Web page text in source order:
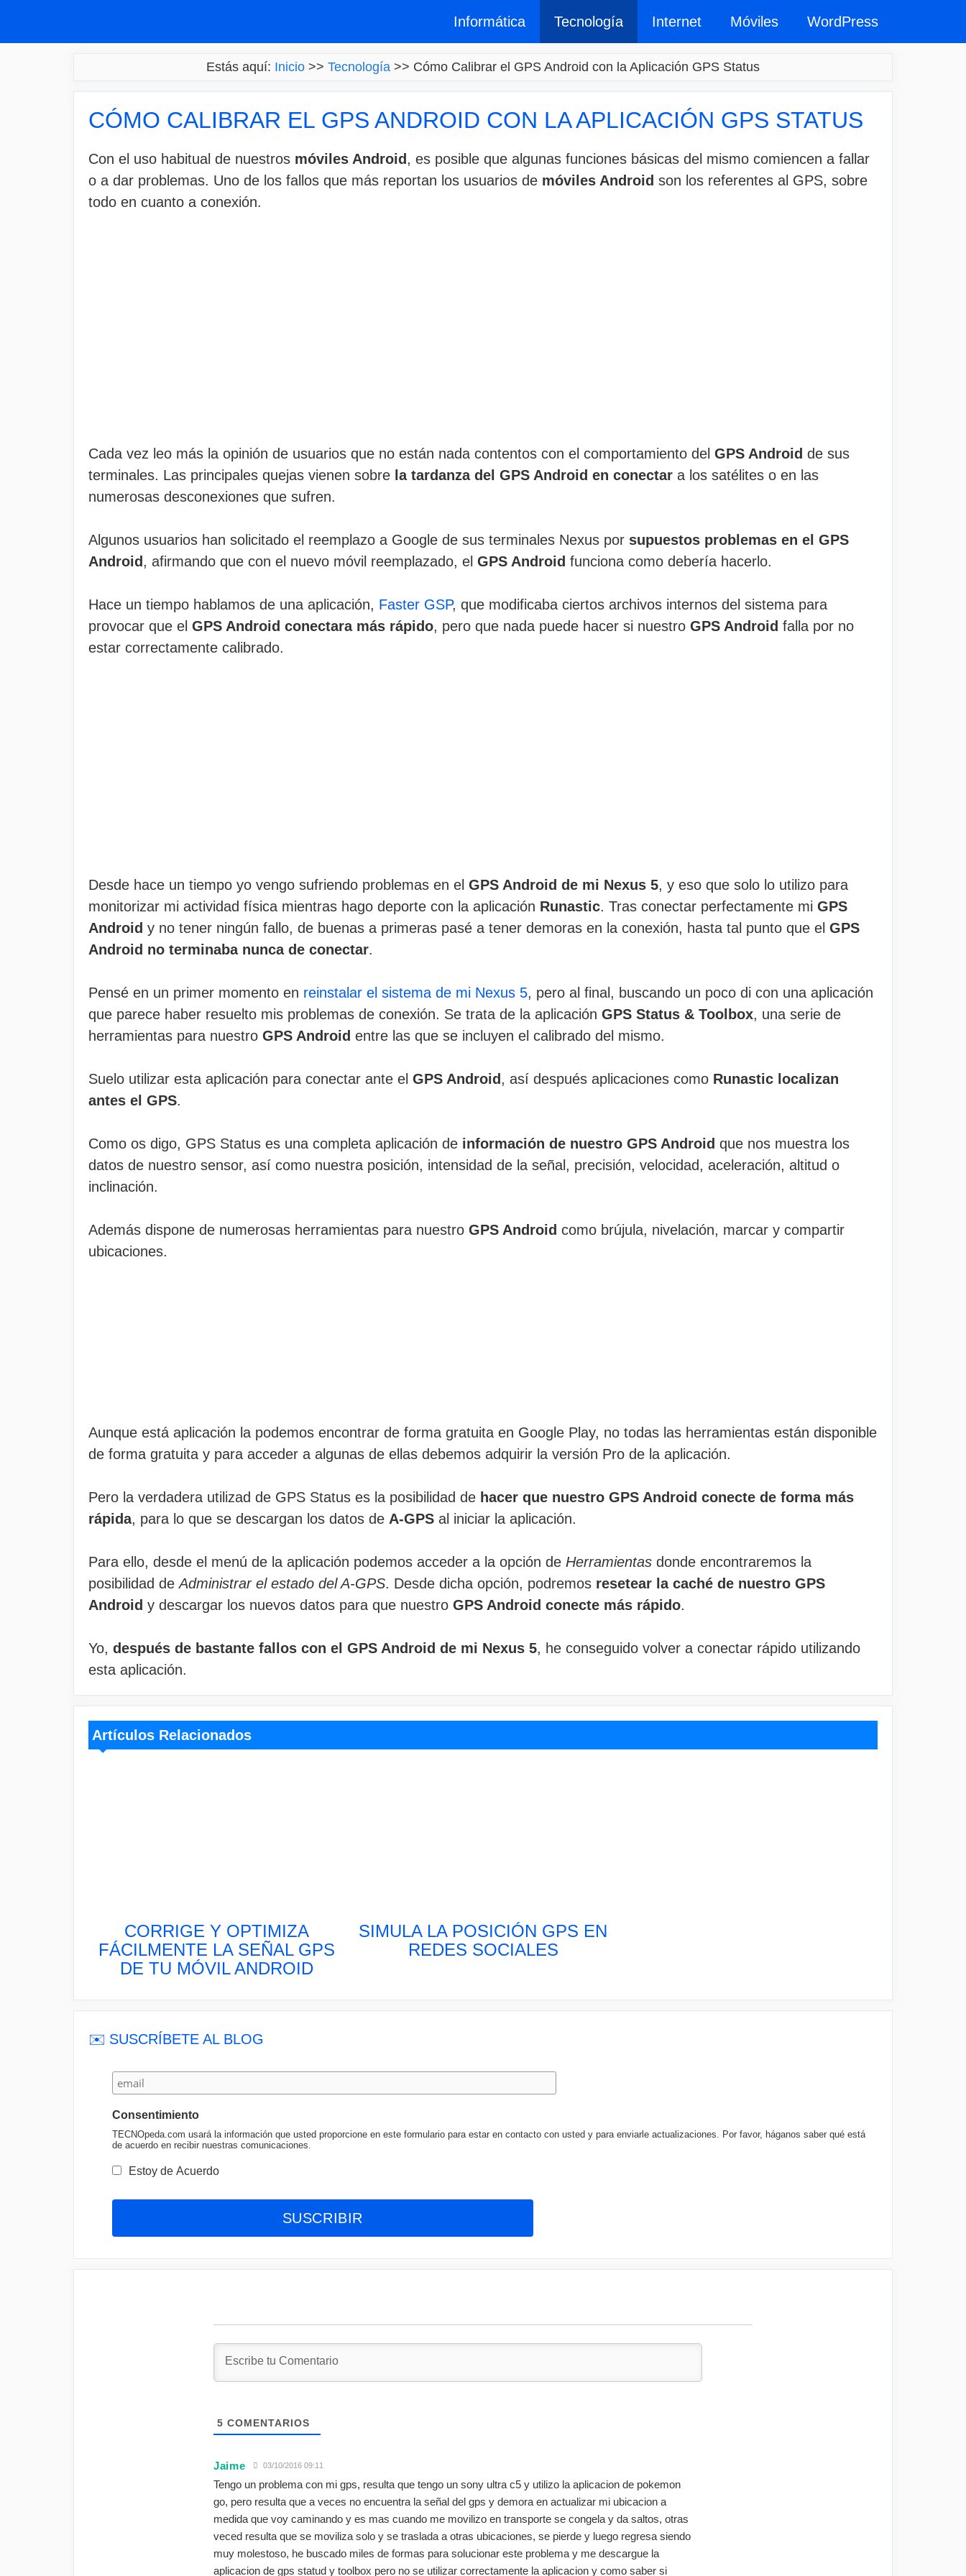
Informática Tecnología Internet Móviles WordPress
Estás aquí: Inicio >> Tecnología >> Cómo Calibrar el GPS Android con la Aplicación GPS Status
CÓMO CALIBRAR EL GPS ANDROID CON LA APLICACIÓN GPS STATUS
Con el uso habitual de nuestros móviles Android , es posible que algunas funciones básicas del mismo comiencen a fallar
o a dar problemas. Uno de los fallos que más reportan los usuarios de móviles Android son los referentes al GPS, sobre
todo en cuanto a conexión.
Cada vez leo más la opinión de usuarios que no están nada contentos con el comportamiento del GPS Android de sus
terminales. Las principales quejas vienen sobre la tardanza del GPS Android en conectar a los satélites o en las
numerosas desconexiones que sufren.
Algunos usuarios han solicitado el reemplazo a Google de sus terminales Nexus por supuestos problemas en el GPS
Android , afirmando que con el nuevo móvil reemplazado, el GPS Android funciona como debería hacerlo.
Hace un tiempo hablamos de una aplicación, Faster GSP, que modificaba ciertos archivos internos del sistema para
provocar que el GPS Android conectara más rápido, pero que nada puede hacer si nuestro GPS Android falla por no
estar correctamente calibrado.
Desde hace un tiempo yo vengo sufriendo problemas en el GPS Android de mi Nexus 5, y eso que solo lo utilizo para
monitorizar mi actividad física mientras hago deporte con la aplicación Runastic. Tras conectar perfectamente mi GPS
Android y no tener ningún fallo, de buenas a primeras pasé a tener demoras en la conexión, hasta tal punto que el GPS
Android no terminaba nunca de conectar.
Pensé en un primer momento en reinstalar el sistema de mi Nexus 5, pero al final, buscando un poco di con una aplicación
que parece haber resuelto mis problemas de conexión. Se trata de la aplicación GPS Status & Toolbox, una serie de
herramientas para nuestro GPS Android entre las que se incluyen el calibrado del mismo.
Suelo utilizar esta aplicación para conectar ante el GPS Android , así después aplicaciones como Runastic localizan
antes el GPS.
Como os digo, GPS Status es una completa aplicación de información de nuestro GPS Android que nos muestra los
datos de nuestro sensor, así como nuestra posición, intensidad de la señal, precisión, velocidad, aceleración, altitud o
inclinación.
Además dispone de numerosas herramientas para nuestro GPS Android como brújula, nivelación, marcar y compartir
ubicaciones.
Aunque está aplicación la podemos encontrar de forma gratuita en Google Play, no todas las herramientas están disponible
de forma gratuita y para acceder a algunas de ellas debemos adquirir la versión Pro de la aplicación.
Pero la verdadera utilizad de GPS Status es la posibilidad de hacer que nuestro GPS Android conecte de forma más
rápida, para lo que se descargan los datos de A-GPS al iniciar la aplicación.
Para ello, desde el menú de la aplicación podemos acceder a la opción de Herramientas donde encontraremos la
posibilidad deAdministrar el estado del A-GPS. Desde dicha opción, podremos resetear la caché de nuestro GPS
Android y descargar los nuevos datos para que nuestro GPS Android conecte más rápido.
Yo, después de bastante fallos con el GPS Android de mi Nexus 5, he conseguido volver a conectar rápido utilizando
esta aplicación.
Artículos Relacionados
CORRIGE Y OPTIMIZA
FÁCILMENTE LA SEÑAL GPS
DE TU MÓVIL ANDROID
SIMULA LA POSICIÓN GPS EN
REDES SOCIALES
✉️ SUSCRÍBETE AL BLOG
Consentimiento
TECNOpeda.com usará la información que usted proporcione en este formulario para estar en contacto con usted y para enviarle actualizaciones. Por favor, háganos saber qué está
de acuerdo en recibir nuestras comunicaciones.
Estoy de Acuerdo
5 COMENTARIOS
Jaime 03/10/2016 09:11
Tengo un problema con mi gps, resulta que tengo un sony ultra c5 y utilizo la aplicacion de pokemon
go, pero resulta que a veces no encuentra la señal del gps y demora en actualizar mi ubicacion a
medida que voy caminando y es mas cuando me movilizo en transporte se congela y da saltos, otras
veced resulta que se moviliza solo y se traslada a otras ubicaciones, se pierde y luego regresa siendo
muy molestoso, he buscado miles de formas para solucionar este problema y me descargue la
aplicacion de gps statud y toolbox pero no se utilizar correctamente la aplicacion y como saber si